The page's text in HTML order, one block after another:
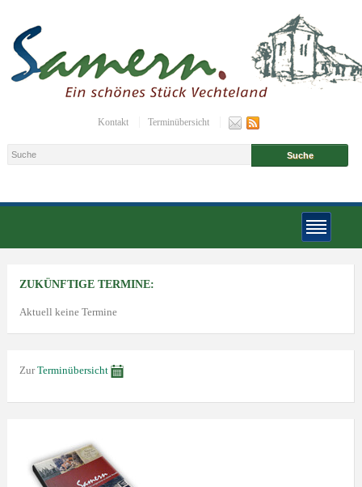
Kontakt Terminübersicht
ZUKÜNFTIGE TERMINE:
Aktuell keine Termine
ZurTerminübersicht